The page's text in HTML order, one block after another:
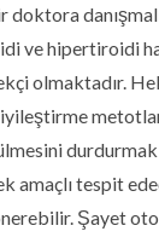
doktora
ve hipertiroidi
olmaktadır.
durdurmak
amaçlı tespit
Şayet